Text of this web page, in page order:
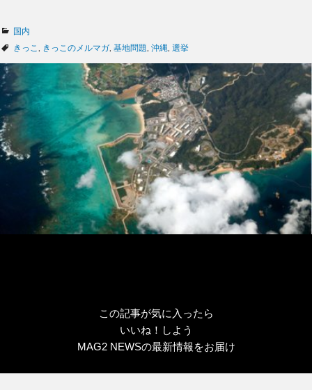
カ
テ
ー
国内
タ
きっこ きっこのメルマガ 基地問題 沖縄 選挙
この記事が気に入ったら
いいね！しよう
MAG2 NEWSの最新情報をお届け